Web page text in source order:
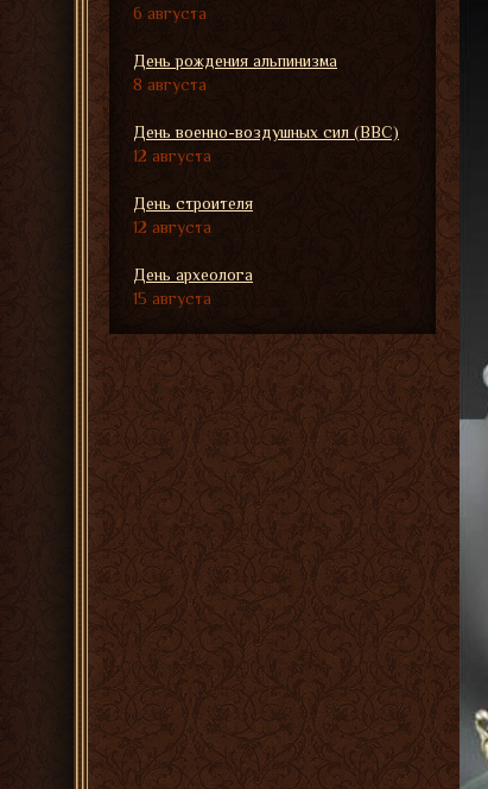
6 августа
День рождения альпинизма
8 августа
День военно-воздушных сил (ВВС)
12 августа
День строителя
12 августа
День археолога
15 августа